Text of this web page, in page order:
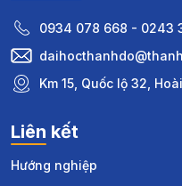
0934 078 668 - 0243
Km 15, Quốc lộ 32,
Liên kết
Hướng nghiệp